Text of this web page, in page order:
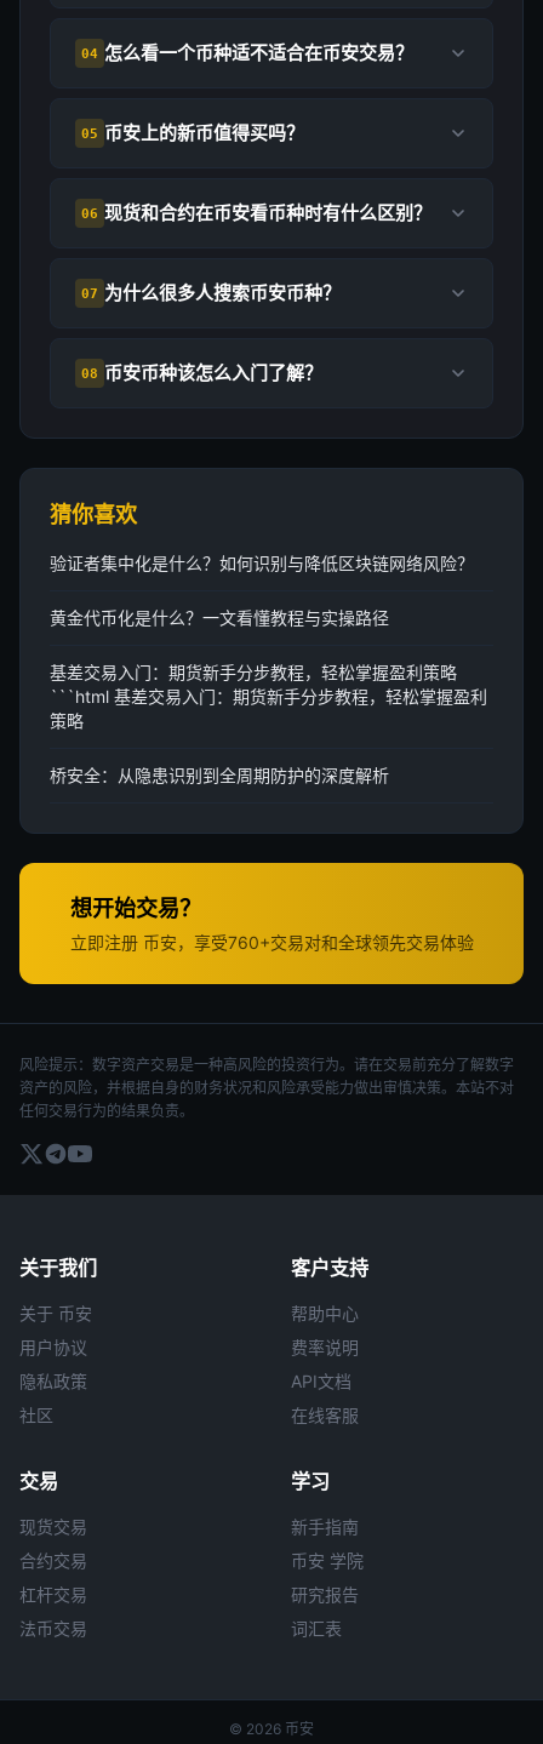
04 怎么看一个币种适不适合在币安交易？
05 币安上的新币值得买吗？
06 现货和合约在币安看币种时有什么区别？
07 为什么很多人搜索币安币种？
08 币安币种该怎么入门了解？
猜你喜欢
验证者集中化是什么？如何识别与降低区块链网络风险？
黄金代币化是什么？一文看懂教程与实操路径
基差交易入门：期货新手分步教程，轻松掌握盈利策略
```html 基差交易入门：期货新手分步教程，轻松掌握盈利
策略
桥安全：从隐患识别到全周期防护的深度解析
想开始交易？
立即注册 币安，享受760+交易对和全球领先交易体验
风险提示：数字资产交易是一种高风险的投资行为。请在交易前充分了解数字
资产的风险，并根据自身的财务状况和风险承受能力做出审慎决策。本站不对
任何交易行为的结果负责。
关于我们
关于 币安
用户协议
隐私政策
社区
客户支持
帮助中心
费率说明
API文档
在线客服
交易
现货交易
合约交易
杠杆交易
法币交易
学习
新手指南
币安 学院
研究报告
词汇表
© 2026 币安